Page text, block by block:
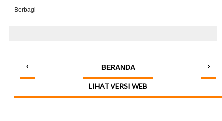
Berbagi
‹ ›
BERANDA
LIHAT VERSI WEB